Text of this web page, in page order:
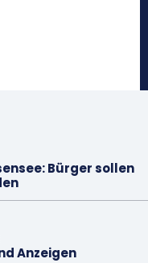
Bürger sollen
Anzeigen